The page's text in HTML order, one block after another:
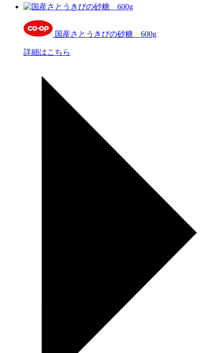
国産さとうきびの砂糖 600g
詳細はこちら